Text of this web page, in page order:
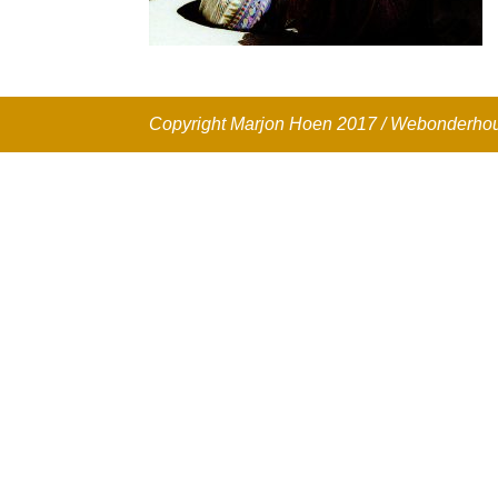
Copyright Marjon Hoen 2017 /